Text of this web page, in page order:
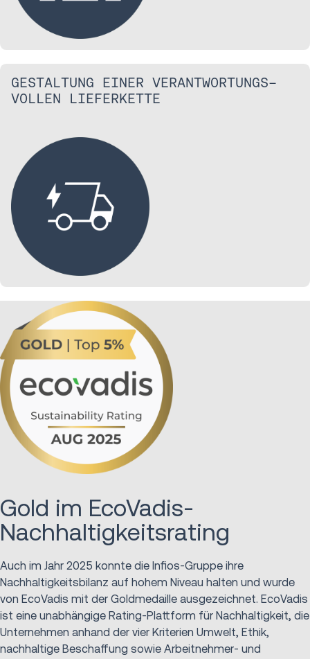
GESTALTUNG EINER VERANTWORTUNGS-
VOLLEN LIEFERKETTE
Gold im EcoVadis-
Nachhaltigkeitsrating
Auch im Jahr 2025 konnte die Infios-Gruppe ihre
Nachhaltigkeitsbilanz auf hohem Niveau halten und wurde
von EcoVadis mit der Goldmedaille ausgezeichnet. EcoVadis
ist eine unabhängige Rating-Plattform für Nachhaltigkeit, die
Unternehmen anhand der vier Kriterien Umwelt, Ethik,
nachhaltige Beschaffung sowie Arbeitnehmer- und